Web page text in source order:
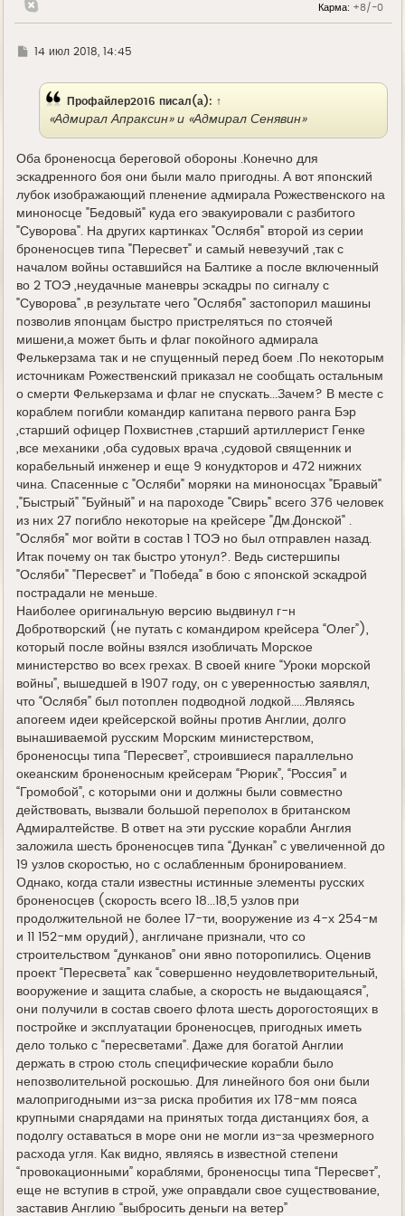
Карма: +8/-0
Г14 июл 2018, 14:45
Профайлер2016 писал(а): ↑
«Адмирал Апраксин» и «Адмирал Сенявин»
Оба броненосца береговой обороны .Конечно для
эскадренного боя они были мало пригодны. А вот японский
лубок изображающий пленение адмирала Рожественского на
миноносце "Бедовый" куда его эвакуировали с разбитого
"Суворова". На других картинках "Ослябя" второй из серии
броненосцев типа "Пересвет" и самый невезучий ,так с
началом войны оставшийся на Балтике а после включенный
во 2 ТОЭ ,неудачные маневры эскадры по сигналу с
"Суворова" ,в результате чего "Ослябя" застопорил машины
позволив японцам быстро пристреляться по стоячей
мишени,а может быть и флаг покойного адмирала
Фелькерзама так и не спущенный перед боем .По некоторым
источникам Рожественский приказал не сообщать остальным
о смерти Фелькерзама и флаг не спускать...Зачем? В месте с
кораблем погибли командир капитана первого ранга Бэр
,старший офицер Похвистнев ,старший артиллерист Генке
,все механики ,оба судовых врача ,судовой священник и
корабельный инженер и еще 9 конудкторов и 472 нижних
чина. Спасенные с "Осляби" моряки на миноносцах "Бравый"
,"Быстрый" "Буйный" и на пароходе "Свирь" всего 376 человек
из них 27 погибло некоторые на крейсере "Дм.Донской" .
"Ослябя" мог войти в состав 1 ТОЭ но был отправлен назад.
Итак почему он так быстро утонул?. Ведь систершипы
"Осляби" "Пересвет" и "Победа" в бою с японской эскадрой
пострадали не меньше.
Наиболее оригинальную версию выдвинул г-н
Добротворский (не путать с командиром крейсера “Олег”),
который после войны взялся изобличать Морское
министерство во всех грехах. В своей книге “Уроки морской
войны”, вышедшей в 1907 году, он с уверенностью заявлял,
что “Ослябя” был потоплен подводной лодкой.....Являясь
апогеем идеи крейсерской войны против Англии, долго
вынашиваемой русским Морским министерством,
броненосцы типа “Пересвет”, строившиеся параллельно
океанским броненосным крейсерам “Рюрик”, “Россия” и
“Громобой”, с которыми они и должны были совместно
действовать, вызвали большой переполох в британском
Адмиралтействе. В ответ на эти русские корабли Англия
заложила шесть броненосцев типа “Дункан” с увеличенной до
19 узлов скоростью, но с ослабленным бронированием.
Однако, когда стали известны истинные элементы русских
броненосцев (скорость всего 18...18,5 узлов при
продолжительной не более 17-ти, вооружение из 4-х 254-м
и 11 152-мм орудий), англичане признали, что со
строительством “дунканов” они явно поторопились. Оценив
проект “Пересвета” как “совершенно неудовлетворительный,
вооружение и защита слабые, а скорость не выдающаяся”,
они получили в состав своего флота шесть дорогостоящих в
постройке и эксплуатации броненосцев, пригодных иметь
дело только с “пересветами”. Даже для богатой Англии
держать в строю столь специфические корабли было
непозволительной роскошью. Для линейного боя они были
малопригодными из-за риска пробития их 178-мм пояса
крупными снарядами на принятых тогда дистанциях боя, а
подолгу оставаться в море они не могли из-за чрезмерного
расхода угля. Как видно, являясь в известной степени
“провокационными” кораблями, броненосцы типа “Пересвет”,
еще не вступив в строй, уже оправдали свое существование,
заставив Англию “выбросить деньги на ветер”